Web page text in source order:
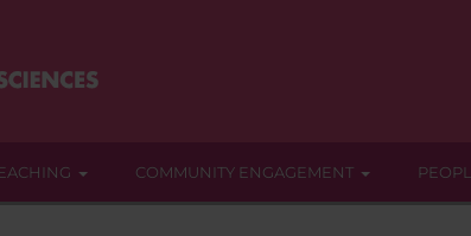
COMMUNITY ENGAGEMENT